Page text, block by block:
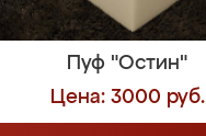
Пуф "Остин"
Цена: 3000 руб.